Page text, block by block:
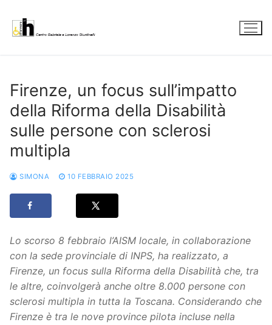
contenuto
Firenze, un focus sull’impatto
della Riforma della Disabilità
sulle persone con sclerosi
multipla
SIMONA 10 FEBBRAIO 2025
Lo scorso 8 febbraio l’AISM locale, in collaborazione
con la sede provinciale di INPS, ha realizzato, a
Firenze, un focus sulla Riforma della Disabilità che, tra
le altre, coinvolgerà anche oltre 8.000 persone con
sclerosi multipla in tutta la Toscana. Considerando che
Firenze è tra le nove province pilota incluse nella